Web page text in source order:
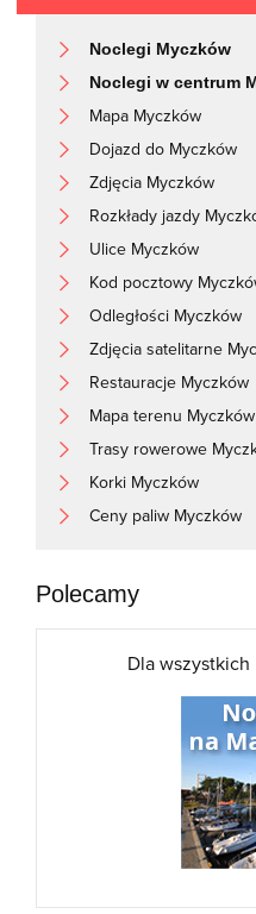
Noclegi Myczków
Noclegi w centrum
Mapa Myczków
Dojazd do Myczków
Zdjęcia Myczków
Rozkłady jazdy
Ulice Myczków
Kod pocztowy
Odległości Myczków
Zdjęcia satelitarne
Restauracje Myczków
Mapa terenu Myczków
Trasy rowerowe
Korki Myczków
Ceny paliw Myczków
Polecamy
Dla